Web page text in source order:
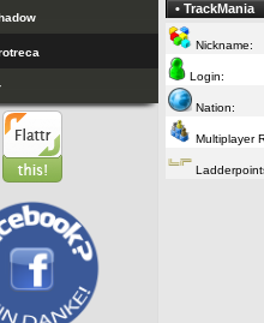
• TrackMania
Nickname:
Login:
Nation:
Multiplayer